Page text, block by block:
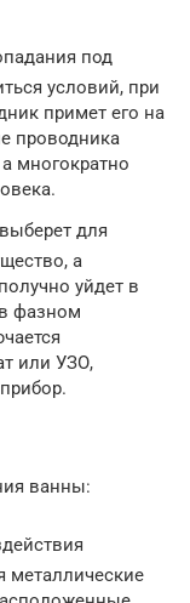
под
условий, при
примет его на
проводника
многократно
для
а
уйдет в
в фазном
или УЗО,
ванны:
металлические